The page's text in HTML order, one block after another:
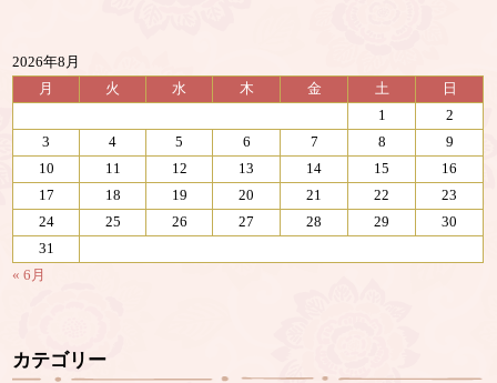
2026年8月
月
火 水 木 金 土
日
1
2
3
4 5 6 7 8
9
10
11 12 13 14 15
16
17
18 19 20 21 22
23
24
25 26 27 28 29
30
31
« 6月
カテゴリー